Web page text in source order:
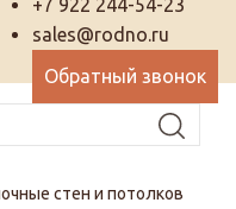
+7 922 244-54-23
sales@rodno.ru
Обратный звонок
стен и потолков